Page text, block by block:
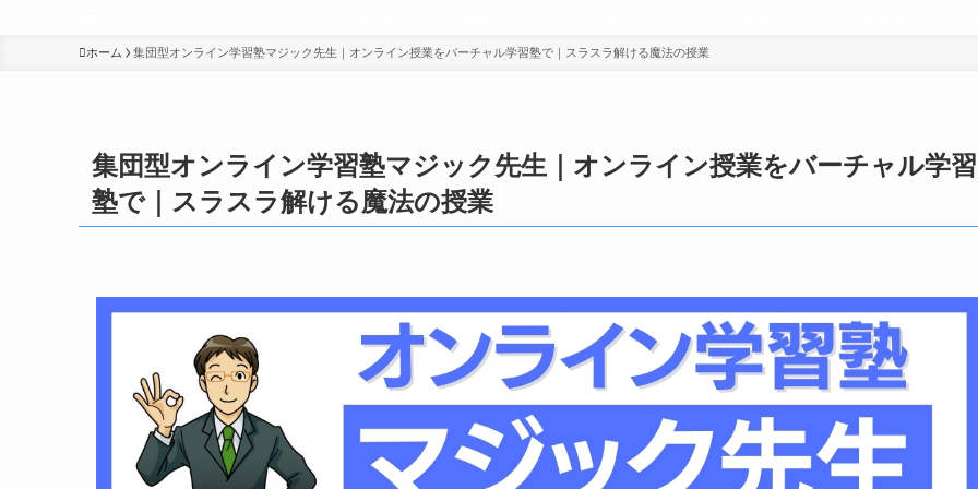
ホーム 集団型オンライン学習塾マジック先生｜オンライン授業をバーチャル学習塾で｜スラスラ解ける魔法の授業
集団型オンライン学習塾マジック先生｜オンライン授業をバーチャル学習
塾で｜スラスラ解ける魔法の授業